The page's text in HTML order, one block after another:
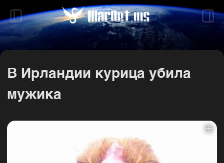
Посты
В Ирландии курица убила
мужика